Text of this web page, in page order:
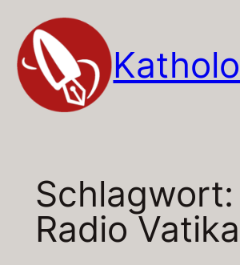
Inhalt
springen
Schlagwort:
Radio